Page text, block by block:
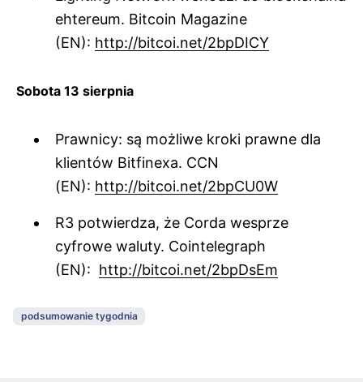
ehtereum. Bitcoin Magazine
(EN): http://bitcoi.net/2bpDICY
Sobota 13 sierpnia
Prawnicy: są możliwe kroki prawne dla
klientów Bitfinexa. CCN
(EN): http://bitcoi.net/2bpCU0W
R3 potwierdza, że Corda wesprze
cyfrowe waluty. Cointelegraph
(EN): http://bitcoi.net/2bpDsEm
podsumowanie tygodnia